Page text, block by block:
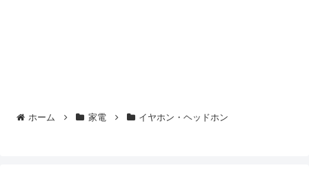
ホーム 家電 イヤホン・ヘッドホン